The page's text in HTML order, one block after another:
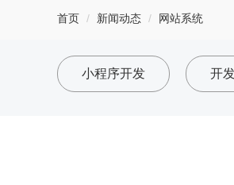
首页 新闻动态 网站系统
小程序开发 开